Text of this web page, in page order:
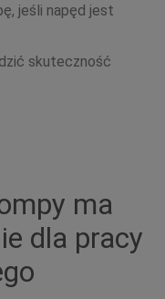
jeśli napęd jest
skuteczność
ma
dla pracy